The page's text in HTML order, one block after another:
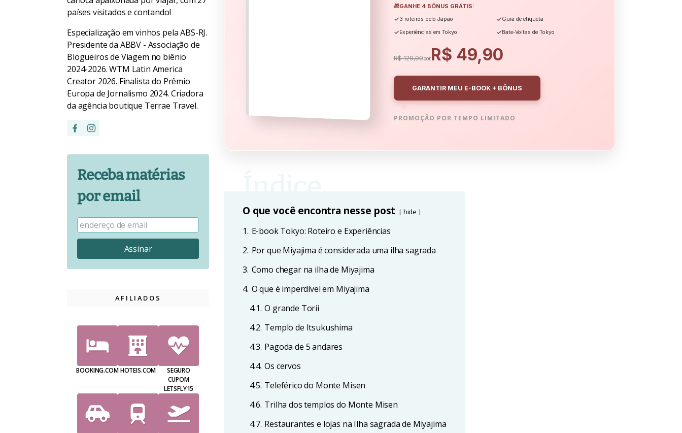
🌸
🎁GANHE 4 BÔNUS GRÁTIS:
✓3 roteiros pelo Japão ✓Guia de etiqueta
✓Experiências em Tokyo ✓Bate-Voltas de Tokyo
R$ 129,90porR$ 49,90
GARANTIR MEU E-BOOK + BÔNUS
PROMOÇÃO POR TEMPO LIMITADO
O que você encontra nesse post hide
1. E-book Tokyo: Roteiro e Experiências
2. Por que Miyajima é considerada uma ilha sagrada
3. Como chegar na ilha de Miyajima
4. O que é imperdível em Miyajima
4.1. O grande Torii
4.2. Templo de Itsukushima
4.3. Pagoda de 5 andares
4.4. Os cervos
4.5. Teleférico do Monte Misen
4.6. Trilha dos templos do Monte Misen
4.7. Restaurantes e lojas na Ilha sagrada de Miyajima
países visitados e contando!
Especialização em vinhos pela ABS-RJ.
Presidente da ABBV - Associação de
Blogueiros de Viagem no biênio
2024-2026. WTM Latin America
Creator 2026. Finalista do Prêmio
Europa de Jornalismo 2024. Criadora
da agência boutique Terrae Travel.
Receba matérias
por email
AFILIADOS
BOOKING.COMHOTEIS.COM
SEGURO
CUPOM
LETSFLY15